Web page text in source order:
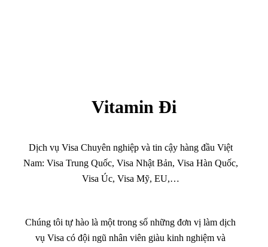
Vitamin Đi
Dịch vụ Visa Chuyên nghiệp và tin cậy hàng đầu Việt
Nam: Visa Trung Quốc, Visa Nhật Bản, Visa Hàn Quốc,
Visa Úc, Visa Mỹ, EU,…
Chúng tôi tự hào là một trong số những đơn vị làm dịch
vụ Visa có đội ngũ nhân viên giàu kinh nghiệm và